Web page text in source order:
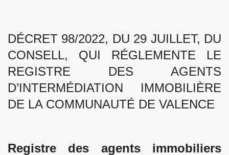
DÉCRET 98/2022, DU 29 JUILLET, DU
CONSELL, QUI RÉGLEMENTE LE
REGISTRE DES AGENTS
D’INTERMÉDIATION IMMOBILIÈRE
DE LA COMMUNAUTÉ DE VALENCE
Registre des agents immobiliers